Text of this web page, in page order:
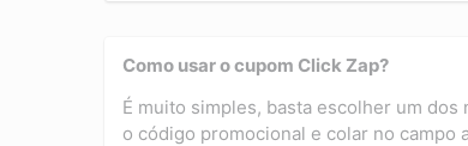
Como usar o cupom Click Zap?
É muito simples, basta escolher um dos
o código promocional e colar no campo